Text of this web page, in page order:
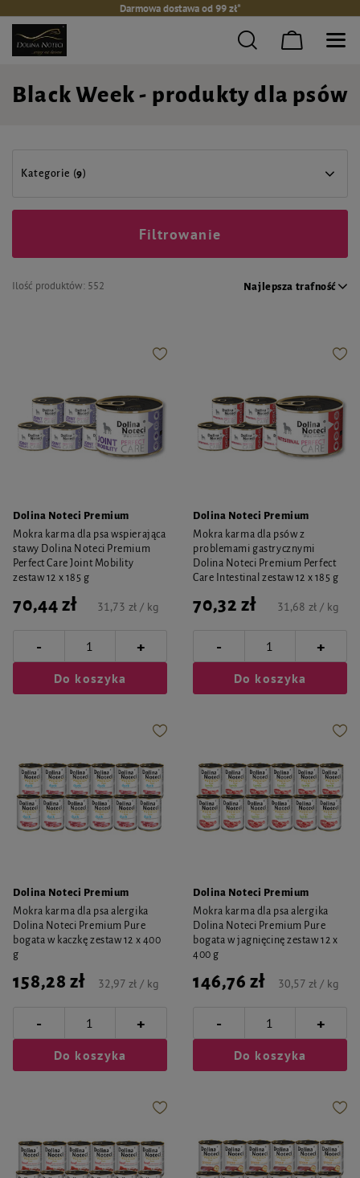
Darmowa dostawa od 99 zł*
Black Week - produkty dla psów
Kategorie (9)
Ilość produktów: 552 Najlepsza trafność
Filtrowanie
Dolina Noteci Premium
Mokra karma dla psa wspierająca
stawy Dolina Noteci Premium
Perfect Care Joint Mobility
zestaw 12 x 185 g
70,44 zł 31,73 zł / kg
- +
Do koszyka
Dolina Noteci Premium
Mokra karma dla psów z
problemami gastrycznymi
Dolina Noteci Premium Perfect
Care Intestinal zestaw 12 x 185 g
70,32 zł 31,68 zł / kg
- +
Do koszyka
Dolina Noteci Premium
Mokra karma dla psa alergika
Dolina Noteci Premium Pure
bogata w kaczkę zestaw 12 x 400
g
158,28 zł 32,97 zł / kg
- +
Do koszyka
Dolina Noteci Premium
Mokra karma dla psa alergika
Dolina Noteci Premium Pure
bogata w jagnięcinę zestaw 12 x
400 g
146,76 zł 30,57 zł / kg
- +
Do koszyka